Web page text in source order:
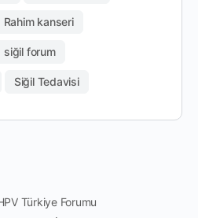
Rahim kanseri
siğil forum
Siğil Tedavisi
Türkiye Forumu